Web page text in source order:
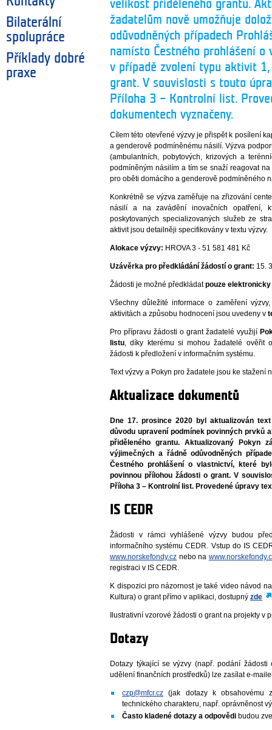
Bilaterální
spolupráce
Příklady dobré
praxe
velikost přiděleného grantu.
žadatelům nově umožňuje
odůvodněných případech
namísto Čestného prohlášení
v případě zvolení typu aktivit
grant. V souvislosti s touto
Příloha 3 – Kontrolní list.
dokumentech vyznačeny.
Cílem této otevřené výzvy je přispět k posílení
a genderově podmíněnému násilí. Výzva
(ambulantních, pobytových, krizových a
podmíněným násilím a tím se snaží reagovat
pro oběti domácího a genderově podmíněného
Konkrétně se výzva zaměřuje na zřizování
násilí a na zavádění inovačních opatření,
poskytovaných specializovaných služeb ze
aktivit jsou detailněji specifikovány v textu výzvy.
Alokace výzvy: HROVA 3 - 51 581 481 Kč
Uzávěrka pro předkládání žádostí o grant: 15.
Žádosti je možné předkládatpouze
Všechny důležité informace o zaměření
aktivitách a způsobu hodnocení jsou uvedeny v
Pro přípravu žádosti o grant žadatelé využijí
listu, díky kterému si mohou žadatelé ověřit
žádosti k předložení v informačním systému.
Text výzvy a Pokyn pro žadatele jsou ke stažení
Aktualizace dokumentů
Dne 17. prosince 2020 byl aktualizován
důvodu upravení podmínek povinných prvků
přiděleného grantu. Aktualizovaný Pokyn
výjimečných a řádně odůvodněných
Čestného prohlášení o vlastnictví, které
povinnou přílohou žádosti o grant. V
Příloha 3 – Kontrolní list. Provedené úpravy
IS CEDR
Žádosti v rámci vyhlášené výzvy budou
informačního systému CEDR. Vstup do IS
www.norskefondy.cz nebo na
registraci v IS CEDR.
K dispozici pro názornost je také video návod
Kultura) o grant přímo v aplikaci, dostupnýzde
Ilustrativní vzorové žádosti o grant na projekty v
Dotazy
Dotazy týkající se výzvy (např. podání
udělení finančních prostředků) lze zasílat e-
czp@mfcr.cz (jak dotazy k obsahovému
technického charakteru, např. oprávněnost
Často kladené dotazy a odpovědi budou